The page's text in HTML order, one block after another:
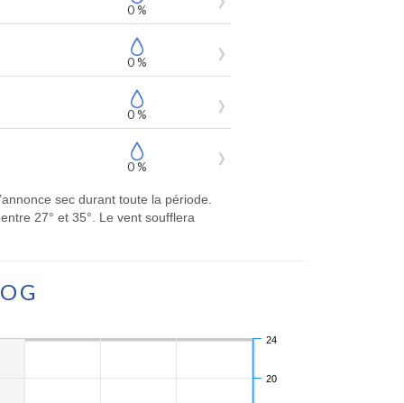
0 %
0 %
0 %
0 %
sec durant toute la période.
27° et 35°. Le vent soufflera
20
24